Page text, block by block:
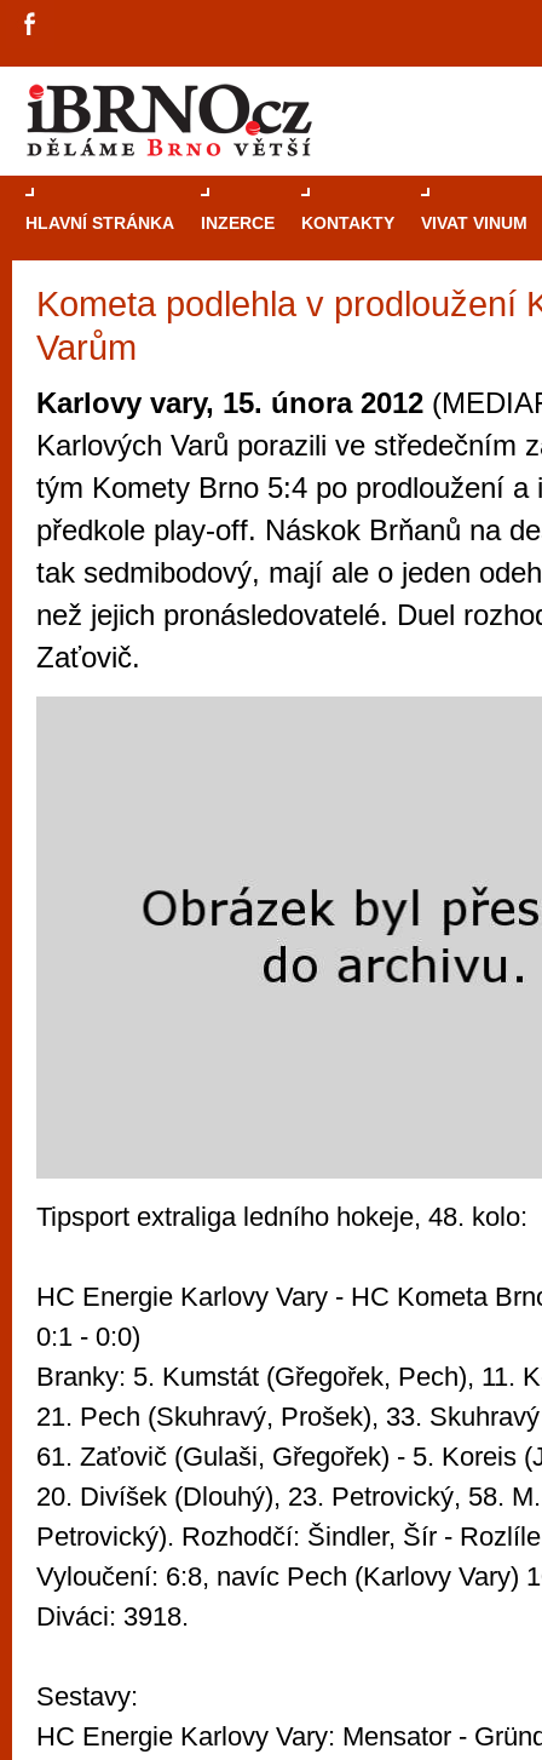
HLAVNÍ STRÁNKA INZERCE KONTAKTY VIVAT VINUM
Kometa podlehla v prodloužení
Varům
Karlovy vary, 15. února 2012
Karlových Varů porazili ve středečním
tým Komety Brno 5:4 po prodloužení a
předkole play-off. Náskok Brňanů na
tak sedmibodový, mají ale o jeden
než jejich pronásledovatelé. Duel
Zaťovič.
Tipsport extraliga ledního hokeje, 48. kolo:
HC Energie Karlovy Vary - HC Kometa
0:1 - 0:0)
Branky: 5. Kumstát (Gřegořek, Pech), 11.
21. Pech (Skuhravý, Prošek), 33.
61. Zaťovič (Gulaši, Gřegořek) - 5. Koreis
20. Divíšek (Dlouhý), 23. Petrovický, 58.
Petrovický). Rozhodčí: Šindler, Šír -
Vyloučení: 6:8, navíc Pech (Karlovy Vary)
Diváci: 3918.
Sestavy:
HC Energie Karlovy Vary: Mensator -
Průvodce
Brno je
zajímavé
restaurace,
Mimo jiné je ale také místem, kde si
vyzkoušet různé kasinové hry. V
metropoli naleznete širokou nabídku her
po moderní automaty jak pro pravidelné
příležitostné hráče. V...